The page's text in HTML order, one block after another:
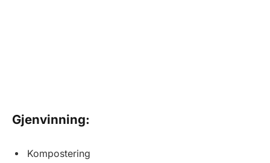
Gjenvinning:
Kompostering